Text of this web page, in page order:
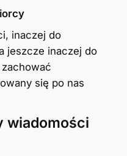
inaczej do
jeszcze inaczej do
zachować
się po nas
wiadomości